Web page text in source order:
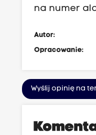
na numer
Autor:
Opracowanie:
Wyślij opinię na